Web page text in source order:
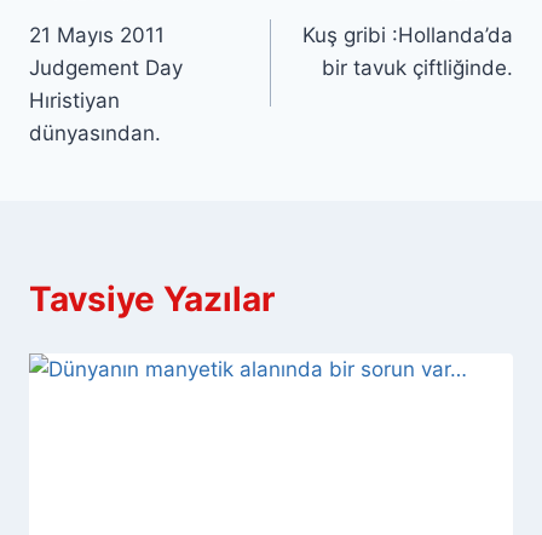
gezinmesi
21 Mayıs 2011
Judgement Day
Hıristiyan
dünyasından.
Kuş gribi :Hollanda’da
bir tavuk çiftliğinde.
Tavsiye Yazılar